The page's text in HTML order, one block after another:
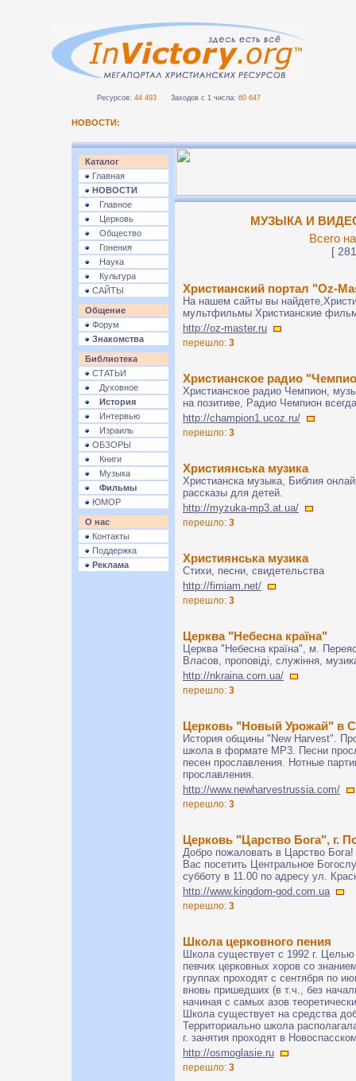
Ресурсов: 44 493 Заходов с 1 числа: 60 647
НОВОСТИ:
Каталог
Главная
НОВОСТИ
Главное
Церковь
Общество
Гонения
Наука
Культура
САЙТЫ
Общение
Форум
Знакомства
Библиотека
СТАТЬИ
Духовное
История
Интервью
Израиль
ОБЗОРЫ
Книги
Музыка
Фильмы
ЮМОР
О нас
Контакты
Поддержка
Реклама
МУЗЫКА И ВИДЕО
Всего
[
Христианский портал "Oz-
На нашем сайты вы
мультфильмы Христианские
http://oz-master.ru
перешло: 3
Христианское радио
Христианское радио Чемпион,
на позитиве, Радио Чемпион
http://champion1.ucoz.ru/
перешло: 3
Християнська музика
Христианска музыка, Библия
рассказы для детей.
http://myzuka-mp3.at.ua/
перешло: 3
Християнська музика
Стихи, песни, свидетельства
http://fimiam.net/
перешло: 3
Церква "Небесна країна"
Церква "Небесна країна", м.
Власов, проповіді, служіння,
http://nkraina.com.ua/
перешло: 3
Церковь "Новый Урожай" в
История общины "New Harvest".
школа в формате MP3. Песни
песен прославления. Нотные
прославления.
http://www.newharvestrussia.com/
перешло: 3
Церковь "Царство Бога", г.
Добро пожаловать в Царство
Вас посетить Центральное
субботу в 11.00 по адресу ул.
http://www.kingdom-god.com.ua
перешло: 3
Школа церковного пения
Школа существует с 1992 г. Целью
певчих церковных хоров со
группах проходят с сентября по
вновь пришедших (в т.ч., без
начиная с самых азов
Школа существует на средства
Территориально школа
г. занятия проходят в
http://osmoglasie.ru
перешло: 3